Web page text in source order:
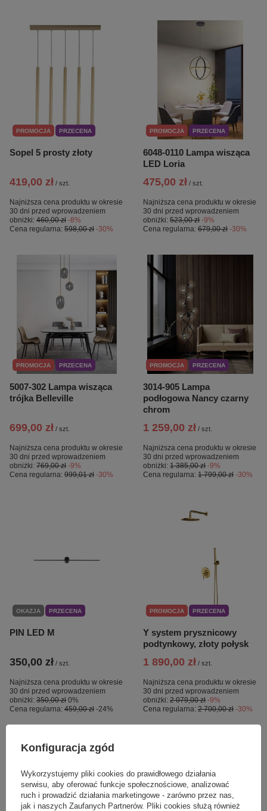
PROMOCJA PRZECENA
Sopel 5 prosty złoty
419,00 zł / szt.
Najniższa cena produktu w okresie
30 dni przed wprowadzeniem
obniżki: 460,00 zł -8%
Cena regularna: 598,00 zł -30%
PROMOCJA PRZECENA
6048-0110 Lampa wisząca
LED Loria
475,00 zł / szt.
Najniższa cena produktu w okresie
30 dni przed wprowadzeniem
obniżki: 523,00 zł -9%
Cena regularna: 679,00 zł -30%
PROMOCJA PRZECENA
5007-302 Lampa wisząca
trójka Belleville
699,00 zł / szt.
Najniższa cena produktu w okresie
30 dni przed wprowadzeniem
obniżki: 769,00 zł -9%
Cena regularna: 999,01 zł -30%
PROMOCJA PRZECENA
3014-905 Lampa
podłogowa Nancy czarny
chrom
1 259,00 zł / szt.
Najniższa cena produktu w okresie
30 dni przed wprowadzeniem
obniżki: 1 385,00 zł -9%
Cena regularna: 1 799,00 zł -30%
OKAZJA PRZECENA
PIN LED M
350,00 zł / szt.
Najniższa cena produktu w okresie
30 dni przed wprowadzeniem
obniżki: 350,00 zł 0%
Cena regularna: 459,00 zł -24%
PROMOCJA PRZECENA
Y system prysznicowy
podtynkowy, złoty połysk
1 890,00 zł / szt.
Najniższa cena produktu w okresie
30 dni przed wprowadzeniem
obniżki: 2 079,00 zł -9%
Cena regularna: 2 700,00 zł -30%
Konfiguracja zgód
Wykorzystujemy pliki cookies do prawidłowego działania
serwisu, aby oferować funkcje społecznościowe, analizować
ruch i prowadzić działania marketingowe - zarówno przez nas,
jak i naszych Zaufanych Partnerów. Pliki cookies służą również